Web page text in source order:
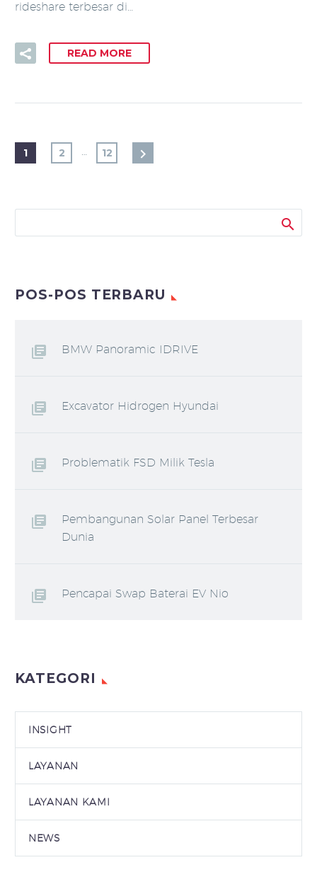
rideshare terbesar di…
READ MORE
1 2 … 12
POS-POS TERBARU
BMW Panoramic IDRIVE
Excavator Hidrogen Hyundai
Problematik FSD Milik Tesla
Pembangunan Solar Panel Terbesar
Dunia
Pencapai Swap Baterai EV Nio
KATEGORI
INSIGHT
LAYANAN
LAYANAN KAMI
NEWS